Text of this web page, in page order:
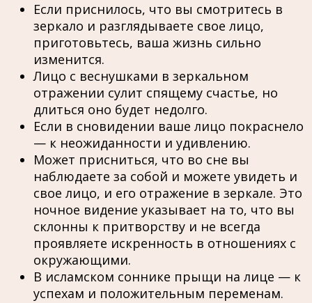
Если приснилось, что вы смотритесь в
зеркало и разглядываете свое лицо,
приготовьтесь, ваша жизнь сильно
изменится.
Лицо с веснушками в зеркальном
отражении сулит спящему счастье, но
длиться оно будет недолго.
Если в сновидении ваше лицо покраснело
— к неожиданности и удивлению.
Может присниться, что во сне вы
наблюдаете за собой и можете увидеть и
свое лицо, и его отражение в зеркале. Это
ночное видение указывает на то, что вы
склонны к притворству и не всегда
проявляете искренность в отношениях с
окружающими.
В исламском соннике прыщи на лице — к
успехам и положительным переменам.